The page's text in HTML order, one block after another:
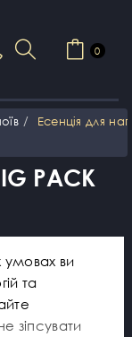
0
Есенція для
PACK
умовах ви
та
зіпсувати